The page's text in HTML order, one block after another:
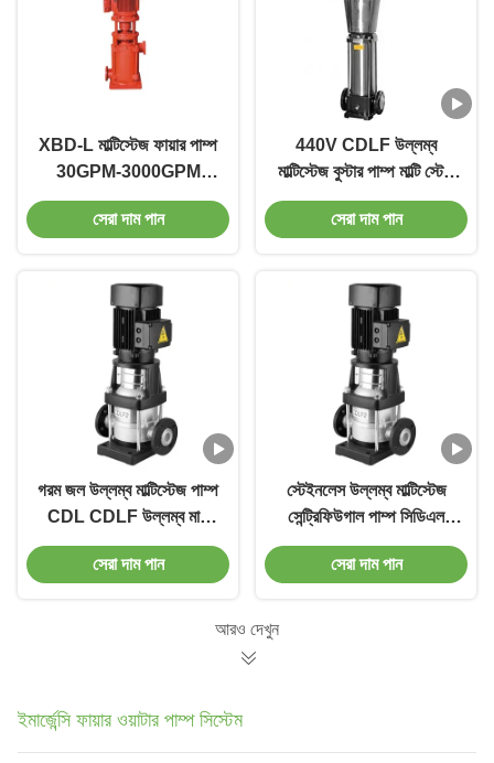
XBD-L মাল্টিস্টেজ ফায়ার পাম্প
30GPM-3000GPM
উল্লম্ব মাল্টিস্টেজ জকি পাম্প
সেরা দাম পান
440V CDLF উল্লম্ব
মাল্টিস্টেজ বুস্টার পাম্প মাল্টি স্টেজ
প্রেসার বুস্টার পাম্প
সেরা দাম পান
গরম জল উল্লম্ব মাল্টিস্টেজ পাম্প
CDL CDLF উল্লম্ব মাল্টি
স্টেজ সেন্ট্রিফিউগাল পাম্প
সেরা দাম পান
স্টেইনলেস উল্লম্ব মাল্টিস্টেজ
সেন্ট্রিফিউগাল পাম্প সিডিএল
ওয়াটার পাইপলাইন বুস্টার পাম্প
সেরা দাম পান
আরও দেখুন
ইমার্জেন্সি ফায়ার ওয়াটার পাম্প সিস্টেম